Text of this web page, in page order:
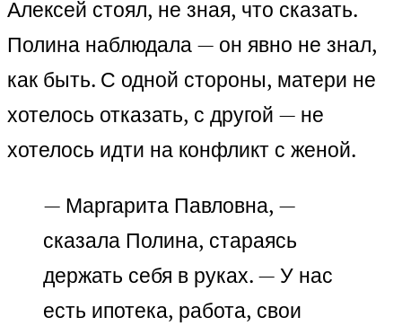
Алексей стоял, не зная, что сказать.
Полина наблюдала — он явно не знал,
как быть. С одной стороны, матери не
хотелось отказать, с другой — не
хотелось идти на конфликт с женой.
— Маргарита Павловна, —
сказала Полина, стараясь
держать себя в руках. — У нас
есть ипотека, работа, свои